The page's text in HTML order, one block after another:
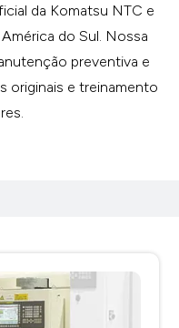
da Komatsu NTC e
do Sul. Nossa
preventiva e
originais e treinamento